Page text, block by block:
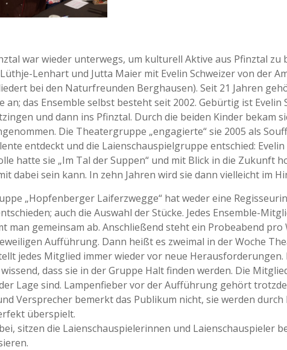
war wieder unterwegs, um kulturell Aktive aus Pfinztal zu
Lenhart und Jutta Maier mit Evelin Schweizer von der
bei den Naturfreunden Berghausen). Seit 21 Jahren
an; das Ensemble selbst besteht seit 2002. Gebürtig ist
und dann ins Pfinztal. Durch die beiden Kinder bekam
Die Theatergruppe „engagierte“ sie 2005 als
entdeckt und die Laienschauspielgruppe entschied:
hatte sie „Im Tal der Suppen“ und mit Blick in die Zukunft
dabei sein kann. In zehn Jahren wird sie dann vielleicht im
„Hopfenberger Laiferzwegge“ hat weder eine
auch die Auswahl der Stücke. Jedes Ensemble-
man gemeinsam ab. Anschließend steht ein Probeabend
Aufführung. Dann heißt es zweimal in der Woche
jedes Mitglied immer wieder vor neue Herausforderungen.
dass sie in der Gruppe Halt finden werden. Die
Lage sind. Lampenfieber vor der Aufführung gehört
Versprecher bemerkt das Publikum nicht, sie werden
überspielt.
sitzen die Laienschauspielerinnen und Laienschauspieler